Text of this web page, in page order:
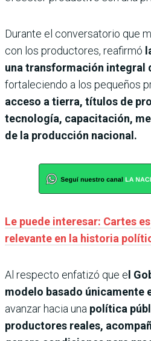
Durante el conversatorio que
con los productores, reafirmó
una transformación integral
fortaleciendo a los pequeños
acceso a tierra, títulos de
tecnología, capacitación,
de la producción nacional.
Le puede interesar: Cartes
relevante en la historia
Al respecto enfatizó que e l
modelo basado únicamente
avanzar hacia una política
productores reales,